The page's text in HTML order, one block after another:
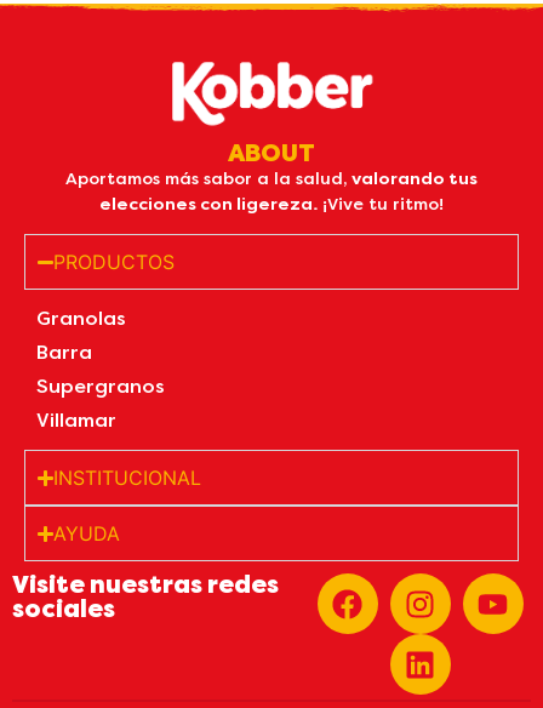
ABOUT
Aportamos más sabor a la salud, valorando tus
elecciones con ligereza. ¡Vive tu ritmo!
PRODUCTOS
Granolas
Barra
Supergranos
Villamar
INSTITUCIONAL
AYUDA
Visite nuestras redes
sociales